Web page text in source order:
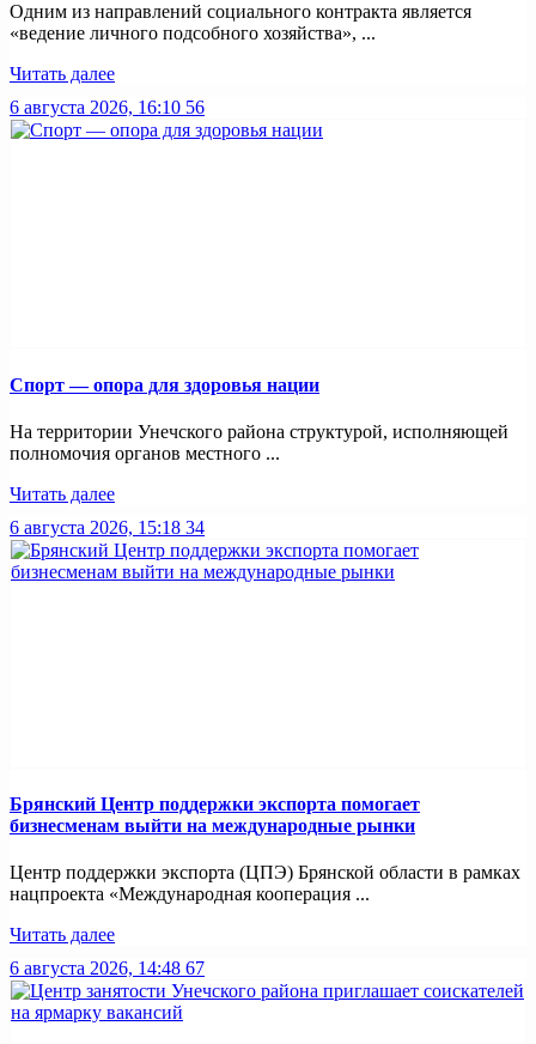
Одним из направлений социального контракта является
«ведение личного подсобного хозяйства», ...
Читать далее
6 августа 2026, 16:10 56
Спорт — опора для здоровья нации
На территории Унечского района структурой, исполняющей
полномочия органов местного ...
Читать далее
6 августа 2026, 15:18 34
Брянский Центр поддержки экспорта помогает
бизнесменам выйти на международные рынки
Центр поддержки экспорта (ЦПЭ) Брянской области в рамках
нацпроекта «Международная кооперация ...
Читать далее
6 августа 2026, 14:48 67